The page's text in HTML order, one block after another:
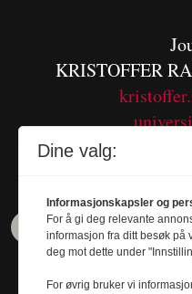
KRISTOFFER
Dine valg:
Informasjonskapsler og
For å gi deg relevante
informasjon fra ditt besøk på
deg mot dette under
For øvrig bruker vi